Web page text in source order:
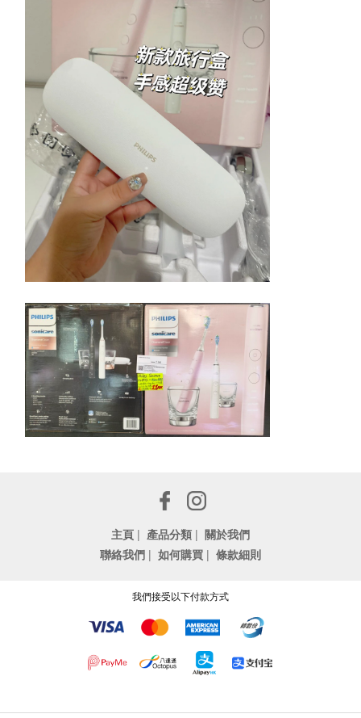
主頁 | 產品分類 | 關於我們
聯絡我們 | 如何購買 | 條款細則
我們接受以下付款方式